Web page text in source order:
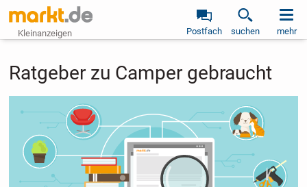
Kleinanzeigen Postfach suchen mehr
Ratgeber zu Camper gebraucht